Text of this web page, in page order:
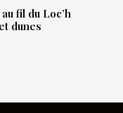
fil du Loc’h
dunes